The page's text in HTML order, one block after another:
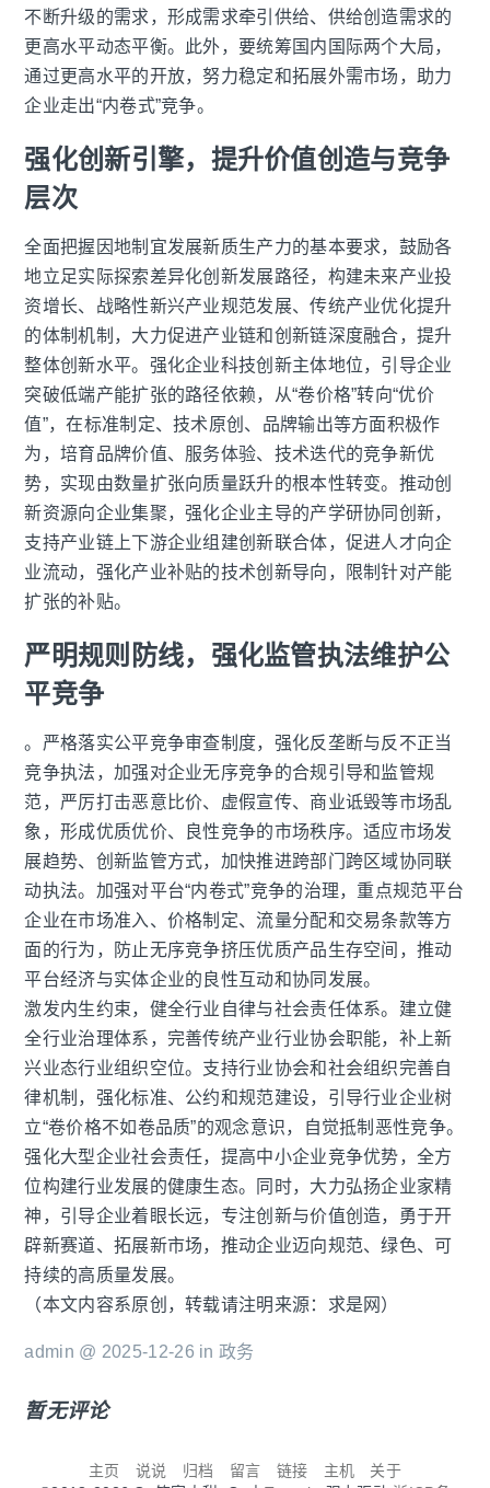
不断升级的需求，形成需求牵引供给、供给创造需求的
更高水平动态平衡。此外，要统筹国内国际两个大局，
通过更高水平的开放，努力稳定和拓展外需市场，助力
企业走出“内卷式”竞争。
强化创新引擎，提升价值创造与竞争
层次
全面把握因地制宜发展新质生产力的基本要求，鼓励各
地立足实际探索差异化创新发展路径，构建未来产业投
资增长、战略性新兴产业规范发展、传统产业优化提升
的体制机制，大力促进产业链和创新链深度融合，提升
整体创新水平。强化企业科技创新主体地位，引导企业
突破低端产能扩张的路径依赖，从“卷价格”转向“优价
值”，在标准制定、技术原创、品牌输出等方面积极作
为，培育品牌价值、服务体验、技术迭代的竞争新优
势，实现由数量扩张向质量跃升的根本性转变。推动创
新资源向企业集聚，强化企业主导的产学研协同创新，
支持产业链上下游企业组建创新联合体，促进人才向企
业流动，强化产业补贴的技术创新导向，限制针对产能
扩张的补贴。
严明规则防线，强化监管执法维护公
平竞争
。严格落实公平竞争审查制度，强化反垄断与反不正当
竞争执法，加强对企业无序竞争的合规引导和监管规
范，严厉打击恶意比价、虚假宣传、商业诋毁等市场乱
象，形成优质优价、良性竞争的市场秩序。适应市场发
展趋势、创新监管方式，加快推进跨部门跨区域协同联
动执法。加强对平台“内卷式”竞争的治理，重点规范平台
企业在市场准入、价格制定、流量分配和交易条款等方
面的行为，防止无序竞争挤压优质产品生存空间，推动
平台经济与实体企业的良性互动和协同发展。
激发内生约束，健全行业自律与社会责任体系。建立健
全行业治理体系，完善传统产业行业协会职能，补上新
兴业态行业组织空位。支持行业协会和社会组织完善自
律机制，强化标准、公约和规范建设，引导行业企业树
立“卷价格不如卷品质”的观念意识，自觉抵制恶性竞争。
强化大型企业社会责任，提高中小企业竞争优势，全方
位构建行业发展的健康生态。同时，大力弘扬企业家精
神，引导企业着眼长远，专注创新与价值创造，勇于开
辟新赛道、拓展新市场，推动企业迈向规范、绿色、可
持续的高质量发展。
（本文内容系原创，转载请注明来源：求是网）
admin @ 2025-12-26 in 政务
暂无评论
主页 说说 归档 留言 链接 主机
关于